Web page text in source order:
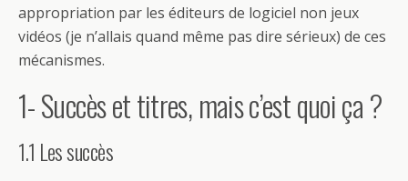
appropriation par les éditeurs de logiciel non jeux
vidéos (je n’allais quand même pas dire sérieux) de ces
mécanismes.
1- Succès et titres, mais c’est quoi ça ?
1.1 Les succès